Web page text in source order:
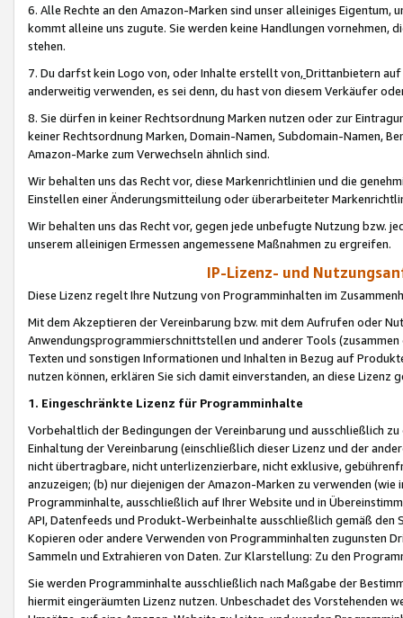
6. Alle Rechte an den Amazon-Marken sind unser alleiniges
kommt alleine uns zugute. Sie werden keine Handlungen vornehmen,
stehen.
7. Du darfst kein Logo von, oder Inhalte erstellt von,Drittanbietern auf
anderweitig verwenden, es sei denn, du hast von diesem Verkäufer
8. Sie dürfen in keiner Rechtsordnung Marken nutzen oder zur
keiner Rechtsordnung Marken, Domain-Namen, Subdomain-Namen,
Amazon-Marke zum Verwechseln ähnlich sind.
Wir behalten uns das Recht vor, diese Markenrichtlinien und die
Einstellen einer Änderungsmitteilung oder überarbeiteter
Wir behalten uns das Recht vor, gegen jede unbefugte Nutzung bzw.
unserem alleinigen Ermessen angemessene Maßnahmen zu ergreifen.
IP-Lizenz- und
Diese Lizenz regelt Ihre Nutzung von Programminhalten im
Mit dem Akzeptieren der Vereinbarung bzw. mit dem Aufrufen oder
Anwendungsprogrammierschnittstellen und anderer Tools (zusammen
Texten und sonstigen Informationen und Inhalten in Bezug auf
nutzen können, erklären Sie sich damit einverstanden, an diese Lizenz
1. Eingeschränkte Lizenz für Programminhalte
Vorbehaltlich der Bedingungen der Vereinbarung und ausschließlich
Einhaltung der Vereinbarung (einschließlich dieser Lizenz und der
nicht übertragbare, nicht unterlizenzierbare, nicht exklusive,
anzuzeigen; (b) nur diejenigen der Amazon-Marken zu verwenden
Programminhalte, ausschließlich auf Ihrer Website und in
API, Datenfeeds und Produkt-Werbeinhalte ausschließlich gemäß
Kopieren oder andere Verwenden von Programminhalten zugunsten
Sammeln und Extrahieren von Daten. Zur Klarstellung: Zu den
Sie werden Programminhalte ausschließlich nach Maßgabe der
hiermit eingeräumten Lizenz nutzen. Unbeschadet des Vorstehenden